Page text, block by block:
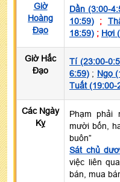
Giờ
Hoàng
Đạo
Dần (3:00-
10:59) ;
18:59) ; Hợi
Giờ Hắc
Đạo
Tí (23:00-
6:59) ; Ngọ
Tuất (19:00-
Các Ngày
Kỵ
Phạm phải
mười bốn,
buôn”
Sát chủ
việc liên
bán, mua